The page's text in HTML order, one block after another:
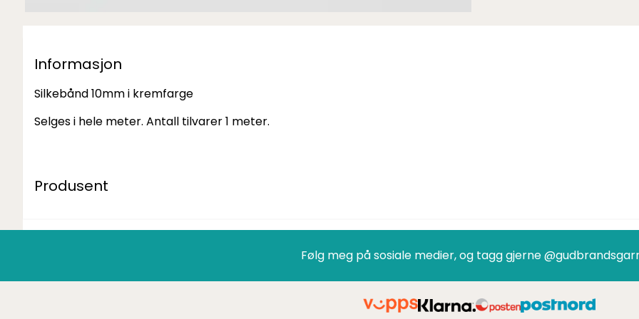
Informasjon
Silkebånd 10mm i kremfarge
Selges i hele meter. Antall tilvarer 1 meter.
Produsent
Følg meg på sosiale medier, og tagg gjerne